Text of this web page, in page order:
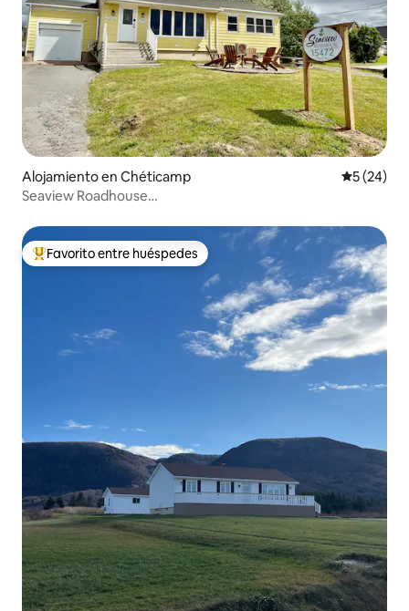
Alojamiento en Chéticamp
5 (24)
Seaview Roadhouse…
Favorito entre huéspedes preferido
Favorito entre huéspedes